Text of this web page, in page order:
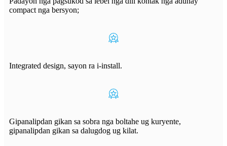
compact nga bersyon;
Integrated design, sayon ​​ra i-install.
Gipanalipdan gikan sa sobra nga boltahe ug kuryente,
gipanalipdan gikan sa dalugdog ug kilat.